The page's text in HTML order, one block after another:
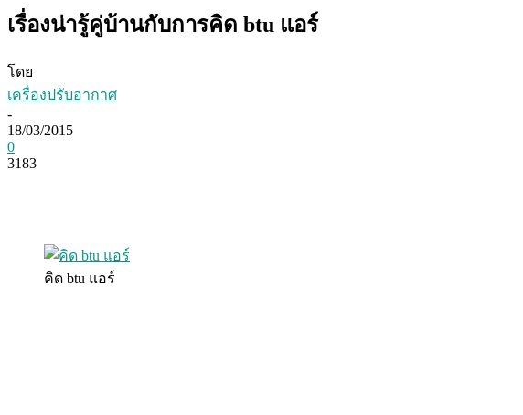
เรื่องน่ารู้คู่บ้านกับการคิด btu แอร์
โดย
เครื่องปรับอากาศ
-
18/03/2015
0
3183
คิด btu แอร์